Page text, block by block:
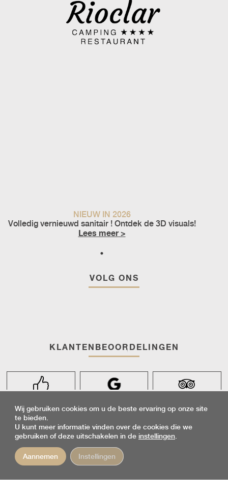
BOEK UW VERBLIJF
NIEUW IN 2026
Volledig vernieuwd sanitair ! Ontdek de 3D visuals!
Lees meer >
VOLG ONS
KLANTENBEOORDELINGEN
DÉFILEZ HORIZONTALEMENT
Wij gebruiken cookies om u de beste ervaring op onze site
te bieden.
U kunt meer informatie vinden over de cookies die we
gebruiken of deze uitschakelen in de instellingen
Aannemen Instellingen
Discutez avec nous